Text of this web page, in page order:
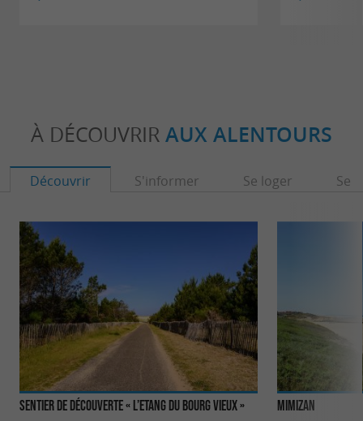
À DÉCOUVRIR AUX ALENTOURS
Découvrir S'informer Se loger Se
Sentier de découverte « l’Etang du Bourg Vieux » Mimizan